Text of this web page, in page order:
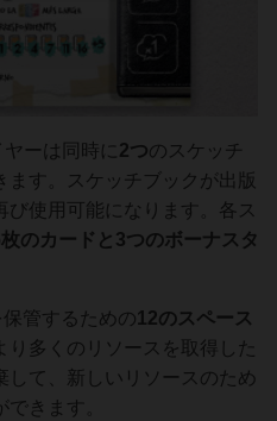
ーは同時に 2つのスケッチ
す。スケッチブックが出版
使用可能になります。各ス
枚のカード と 3つのボーナスタ
管するための12のスペース
多くのリソースを取得した
して、新しいリソースのため
きます。